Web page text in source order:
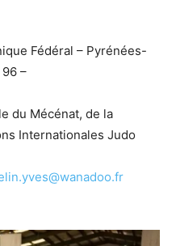
Fédéral – Pyrénées-
–
du Mécénat, de la
Internationales Judo